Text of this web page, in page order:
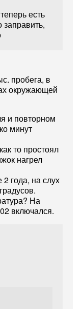
есть
пробега, в
окружающей
и повторном
минут
то простоял
нагрел
года, на слух
На
включался.